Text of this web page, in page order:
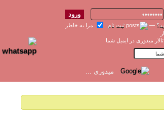
— ثبت نام
مرا به خاطر
میدوری در ایمیل شما